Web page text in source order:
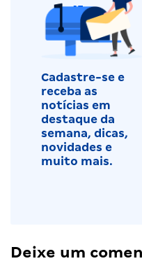
Cadastre-se e
receba as
notícias em
destaque da
semana, dicas,
novidades e
muito mais.
Deixe um